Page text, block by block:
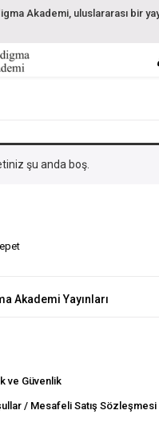
Akademi, uluslararası bir
şu anda boş.
Akademi Yayınları
ve Güvenlik
/ Mesafeli Satış Sözleşmesi